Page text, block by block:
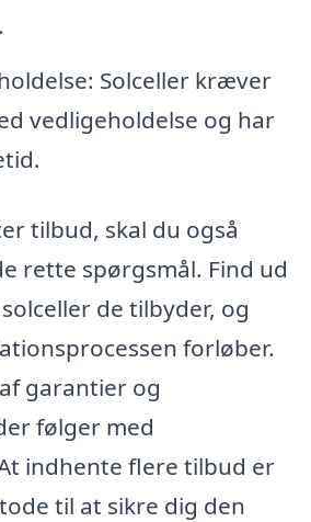
Solceller kræver
vedligeholdelse og har
tilbud, skal du også
rette spørgsmål. Find ud
de tilbyder, og
forløber.
garantier og
følger med
indhente flere tilbud er
til at sikre dig den